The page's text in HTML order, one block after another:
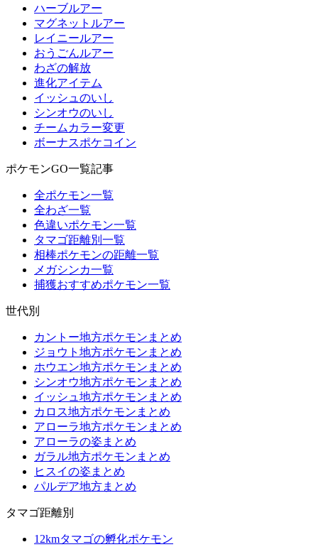
ハーブルアー
マグネットルアー
レイニールアー
おうごんルアー
わざの解放
進化アイテム
イッシュのいし
シンオウのいし
チームカラー変更
ボーナスポケコイン
ポケモンGO一覧記事
全ポケモン一覧
全わざ一覧
色違いポケモン一覧
タマゴ距離別一覧
相棒ポケモンの距離一覧
メガシンカ一覧
捕獲おすすめポケモン一覧
世代別
カントー地方ポケモンまとめ
ジョウト地方ポケモンまとめ
ホウエン地方ポケモンまとめ
シンオウ地方ポケモンまとめ
イッシュ地方ポケモンまとめ
カロス地方ポケモンまとめ
アローラ地方ポケモンまとめ
アローラの姿まとめ
ガラル地方ポケモンまとめ
ヒスイの姿まとめ
パルデア地方まとめ
タマゴ距離別
12kmタマゴの孵化ポケモン